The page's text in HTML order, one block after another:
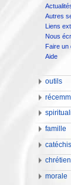
Autres
Liens
Nous
Faire un
Aide
outils
famille
morale